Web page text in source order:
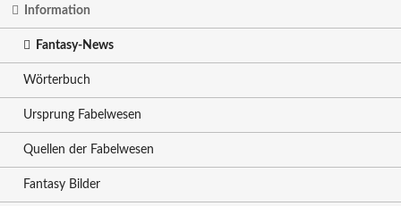
Information
Fantasy-News
Wörterbuch
Ursprung Fabelwesen
Quellen der Fabelwesen
Fantasy Bilder